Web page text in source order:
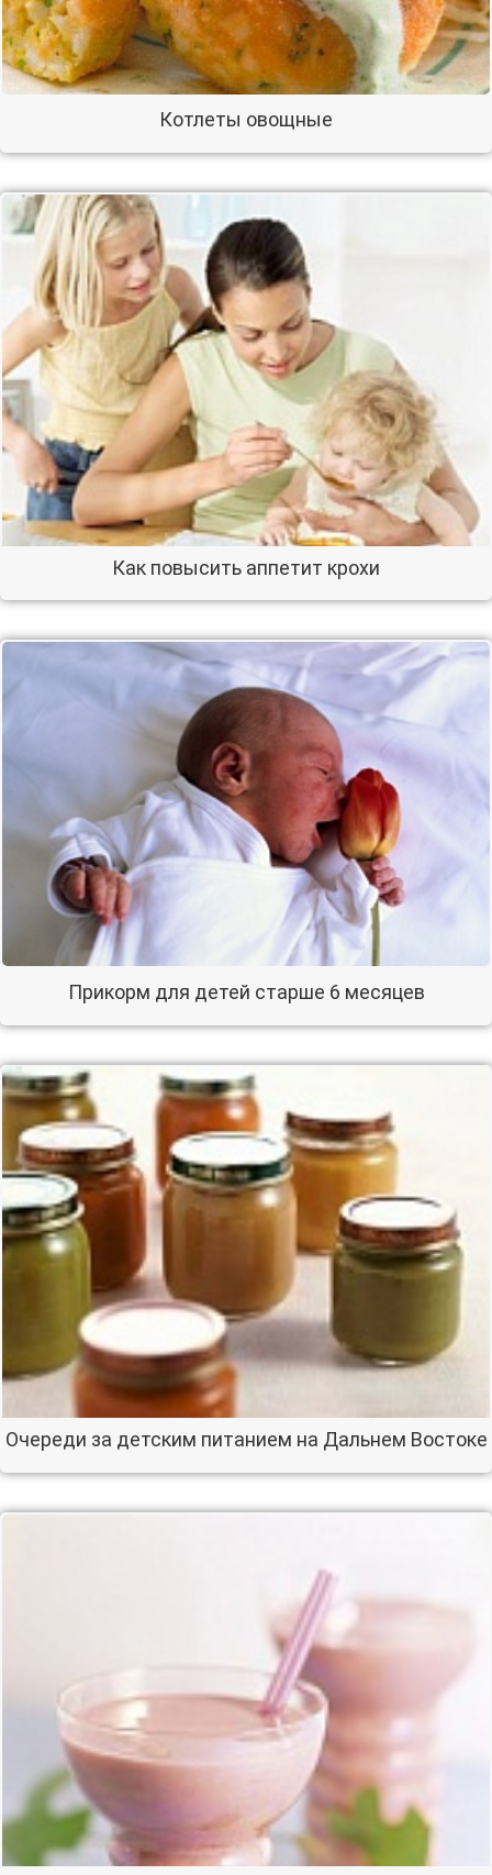
Котлеты овощные
Как повысить аппетит крохи
Прикорм для детей старше 6 месяцев
Очереди за детским питанием на Дальнем Востоке